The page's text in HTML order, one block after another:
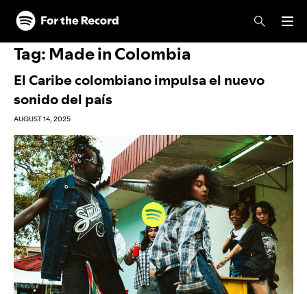
Skip to main content
Skip to footer
Tag: Made in Colombia
El Caribe colombiano impulsa el nuevo
sonido del país
AUGUST 14, 2025